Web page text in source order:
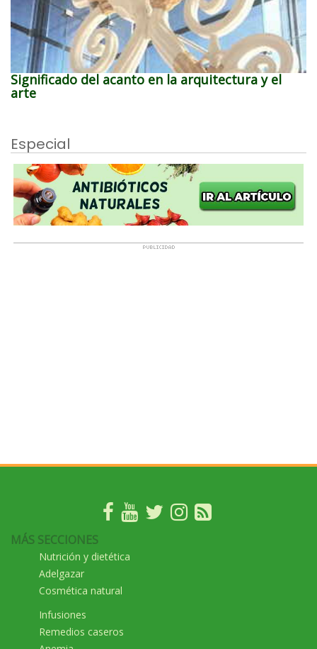
Significado del acanto en la arquitectura y el
arte
Especial
MÁS SECCIONES
Nutrición y dietética
Adelgazar
Cosmética natural
Infusiones
Remedios caseros